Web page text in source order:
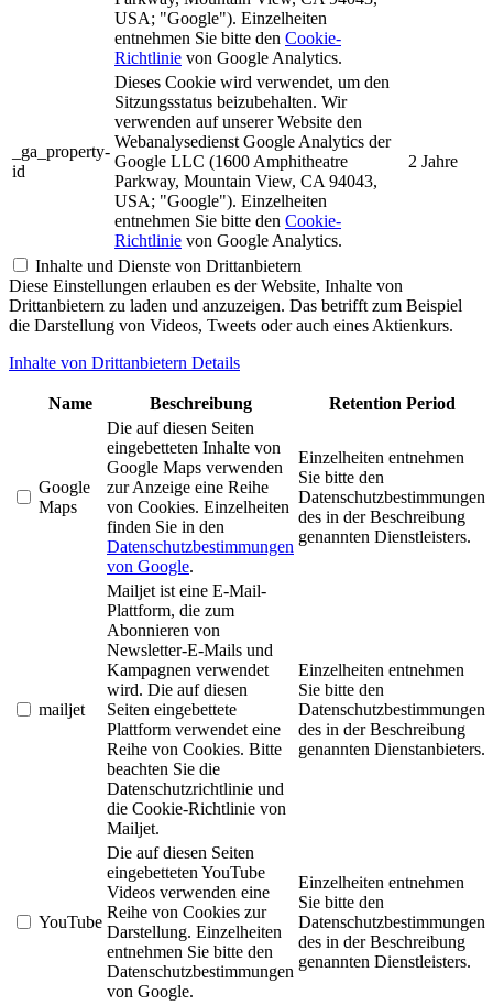
USA; "Google"). Einzelheiten
entnehmen Sie bitte den Cookie-
Richtlinie von Google Analytics.
_ga_property-
id
Dieses Cookie wird verwendet, um den
Sitzungsstatus beizubehalten. Wir
verwenden auf unserer Website den
Webanalysedienst Google Analytics der
Google LLC (1600 Amphitheatre
Parkway, Mountain View, CA 94043,
USA; "Google"). Einzelheiten
entnehmen Sie bitte den Cookie-
Richtlinie von Google Analytics.
2 Jahre
Inhalte und Dienste von Drittanbietern
Diese Einstellungen erlauben es der Website, Inhalte von
Drittanbietern zu laden und anzuzeigen. Das betrifft zum Beispiel
die Darstellung von Videos, Tweets oder auch eines Aktienkurs.
Inhalte von Drittanbietern Details
Name Beschreibung Retention Period
Google
Maps
Die auf diesen Seiten
eingebetteten Inhalte von
Google Maps verwenden
zur Anzeige eine Reihe
von Cookies. Einzelheiten
finden Sie in den
Datenschutzbestimmungen
von Google.
Einzelheiten entnehmen
Sie bitte den
Datenschutzbestimmungen
des in der Beschreibung
genannten Dienstleisters.
mailjet
Mailjet ist eine E-Mail-
Plattform, die zum
Abonnieren von
Newsletter-E-Mails und
Kampagnen verwendet
wird. Die auf diesen
Seiten eingebettete
Plattform verwendet eine
Reihe von Cookies. Bitte
beachten Sie die
Datenschutzrichtlinie und
die Cookie-Richtlinie von
Mailjet.
Einzelheiten entnehmen
Sie bitte den
Datenschutzbestimmungen
des in der Beschreibung
genannten Dienstanbieters.
YouTube
Die auf diesen Seiten
eingebetteten YouTube
Videos verwenden eine
Reihe von Cookies zur
Darstellung. Einzelheiten
entnehmen Sie bitte den
Datenschutzbestimmungen
von Google.
Einzelheiten entnehmen
Sie bitte den
Datenschutzbestimmungen
des in der Beschreibung
genannten Dienstleisters.